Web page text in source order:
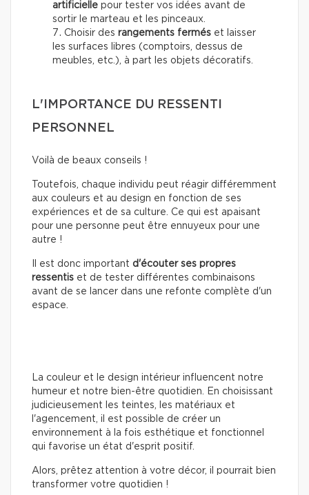
artificielle pour tester vos idées avant de
sortir le marteau et les pinceaux.
Choisir des rangements fermés et laisser
les surfaces libres (comptoirs, dessus de
meubles, etc.), à part les objets décoratifs.
L'IMPORTANCE DU RESSENTI
PERSONNEL
Voilà de beaux conseils !
Toutefois, chaque individu peut réagir différemment
aux couleurs et au design en fonction de ses
expériences et de sa culture. Ce qui est apaisant
pour une personne peut être ennuyeux pour une
autre !
Il est donc important d'écouter ses propres
ressentis et de tester différentes combinaisons
avant de se lancer dans une refonte complète d'un
espace.
La couleur et le design intérieur influencent notre
humeur et notre bien-être quotidien. En choisissant
judicieusement les teintes, les matériaux et
l'agencement, il est possible de créer un
environnement à la fois esthétique et fonctionnel
qui favorise un état d'esprit positif.
Alors, prêtez attention à votre décor, il pourrait bien
transformer votre quotidien !